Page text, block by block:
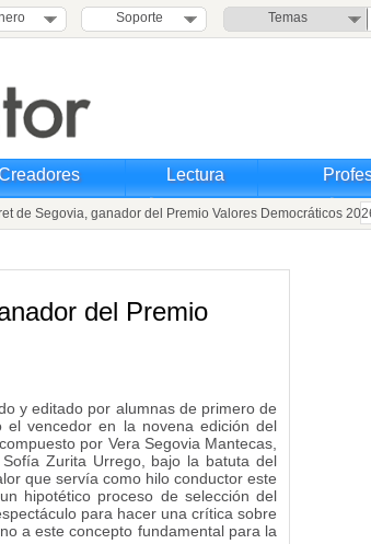
Soporte Temas
Lectura
de Segovia, ganador del Premio Valores Democráticos
del Premio
y editado por alumnas de primero de
el vencedor en la novena edición del
por Vera Segovia Mantecas,
Zurita Urrego, bajo la batuta del
que servía como hilo conductor este
hipotético proceso de selección del
para hacer una crítica sobre
a este concepto fundamental para la